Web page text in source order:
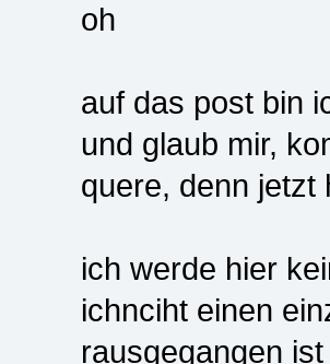
oh
auf das post bin
und glaub mir,
quere, denn jetzt
ich werde hier
ichnciht einen
rausgegangen ist